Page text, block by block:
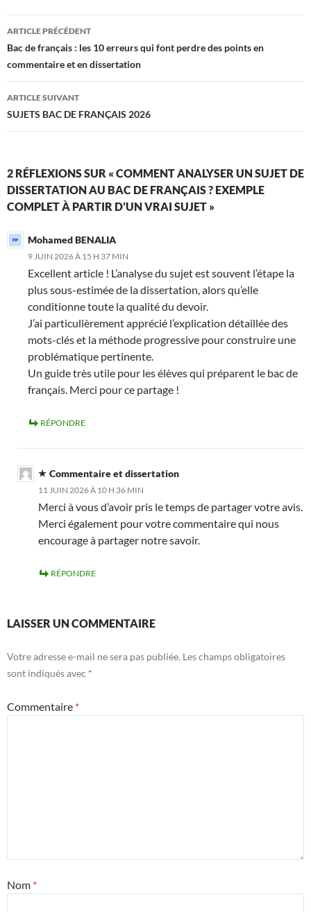
Navigation
des
articles
ARTICLE PRÉCÉDENT
Bac de français : les 10 erreurs qui font perdre des points en
commentaire et en dissertation
ARTICLE SUIVANT
SUJETS BAC DE FRANÇAIS 2026
2 RÉFLEXIONS SUR « COMMENT ANALYSER UN SUJET DE
DISSERTATION AU BAC DE FRANÇAIS ? EXEMPLE
COMPLET À PARTIR D’UN VRAI SUJET »
Mohamed BENALIA
9 JUIN 2026 À 15 H 37 MIN
Excellent article ! L’analyse du sujet est souvent l’étape la
plus sous-estimée de la dissertation, alors qu’elle
conditionne toute la qualité du devoir.
J’ai particulièrement apprécié l’explication détaillée des
mots-clés et la méthode progressive pour construire une
problématique pertinente.
Un guide très utile pour les élèves qui préparent le bac de
français. Merci pour ce partage !
RÉPONDRE
Commentaire et dissertation
11 JUIN 2026 À 10 H 36 MIN
Merci à vous d’avoir pris le temps de partager votre avis.
Merci également pour votre commentaire qui nous
encourage à partager notre savoir.
RÉPONDRE
LAISSER UN COMMENTAIRE
Votre adresse e-mail ne sera pas publiée. Les champs obligatoires
sont indiqués avec *
Commentaire *
Nom *